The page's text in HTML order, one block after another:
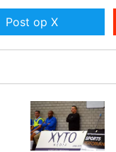
Post op X